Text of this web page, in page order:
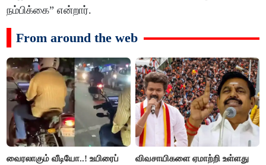
நம்பிக்கை” என்றார்.
From around the web
வைரலாகும் வீடியோ..! உயிரைப்
விவசாயிகளை ஏமாற்றி உள்ளது